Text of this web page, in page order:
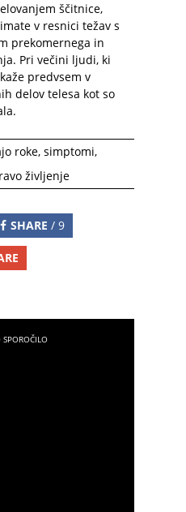
ščitnice,
v resnici težav s
prekomernega in
Pri večini ljudi, ki
predvsem v
delov telesa kot so
roke, simptomi,
življenje
SHARE / 9